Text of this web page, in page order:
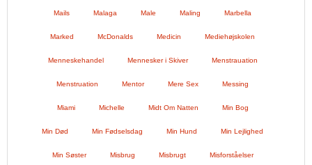
Mails Malaga Male Maling Marbella
Marked McDonalds Medicin Mediehøjskolen
Menneskehandel Mennesker i Skiver Menstrauation
Menstruation Mentor Mere Sex Messing
Miami Michelle Midt Om Natten Min Bog
Min Død Min Fødselsdag Min Hund Min Lejlighed
Min Søster Misbrug Misbrugt Misforståelser